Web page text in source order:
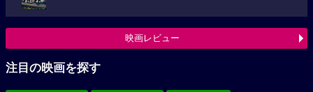
映画レビュー
注目の映画を探す